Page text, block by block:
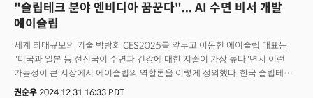
"슬립테크 분야 엔비디아 꿈꾼다"... AI 수면 비서 개발
에이슬립
세계 최대규모의 기술 박람회 CES2025를 앞두고 이동헌 에이슬립 대표는
"미국과 일본 등 선진국이 수면과 건강에 대한 지출이 가장 높다"면서 이런
가능성이 큰 시장에서 에이슬립의 역할론을 이렇게 정의했다. 한국 슬립테크
분야 선두주자인 에이슬립은 사운드 기반의 수면 분석 AI로 시장에서
권순우 2024.12.31 16:33 PDT